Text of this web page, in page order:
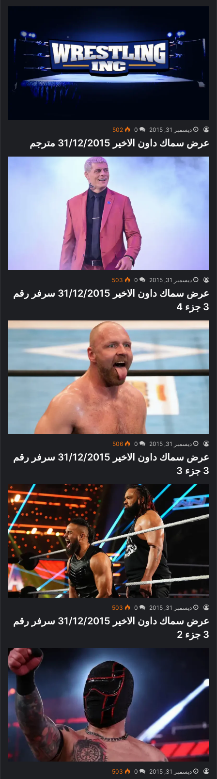
ديسمبر 31, 2015 0
502
عرض سماك داون الاخير 31/12/2015 مترجم
ديسمبر 31, 2015 0
503
عرض سماك داون الاخير 31/12/2015 سرفر رقم
3 جزء 4
ديسمبر 31, 2015 0
506
عرض سماك داون الاخير 31/12/2015 سرفر رقم
3 جزء 3
ديسمبر 31, 2015 0
503
عرض سماك داون الاخير 31/12/2015 سرفر رقم
3 جزء 2
ديسمبر 31, 2015 0
503